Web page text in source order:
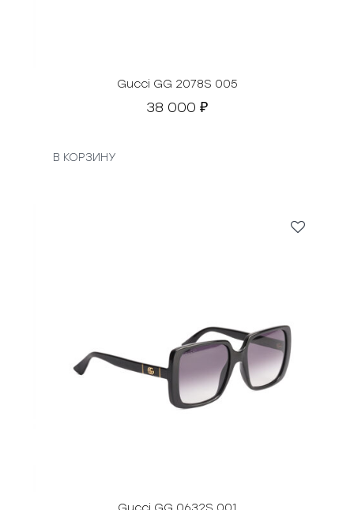
Gucci GG 2078S 005
38 000 ₽
В КОРЗИНУ